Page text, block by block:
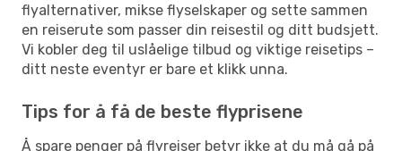
flyalternativer, mikse flyselskaper og sette sammen
en reiserute som passer din reisestil og ditt budsjett.
Vi kobler deg til uslåelige tilbud og viktige reisetips –
ditt neste eventyr er bare et klikk unna.
Tips for å få de beste flyprisene
Å spare penger på flyreiser betyr ikke at du må gå på